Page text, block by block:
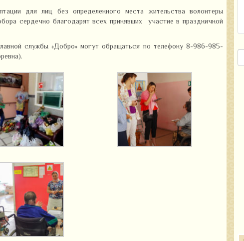
для лиц без определенного места жительства волонтеры
сердечно благодарят всех принявших участие в праздничной
службы «Добро» могут обращаться по телефону 8-986-985-